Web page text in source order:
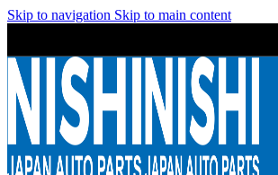
Skip to navigation Skip to main content